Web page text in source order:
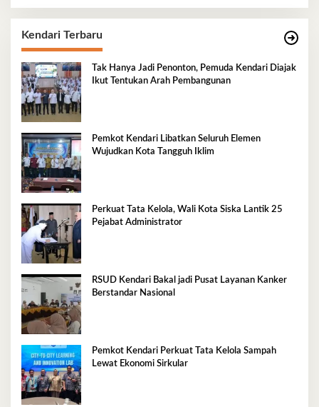
Kendari Terbaru
Tak Hanya Jadi Penonton, Pemuda Kendari Diajak
Ikut Tentukan Arah Pembangunan
Pemkot Kendari Libatkan Seluruh Elemen
Wujudkan Kota Tangguh Iklim
Perkuat Tata Kelola, Wali Kota Siska Lantik 25
Pejabat Administrator
RSUD Kendari Bakal jadi Pusat Layanan Kanker
Berstandar Nasional
Pemkot Kendari Perkuat Tata Kelola Sampah
Lewat Ekonomi Sirkular